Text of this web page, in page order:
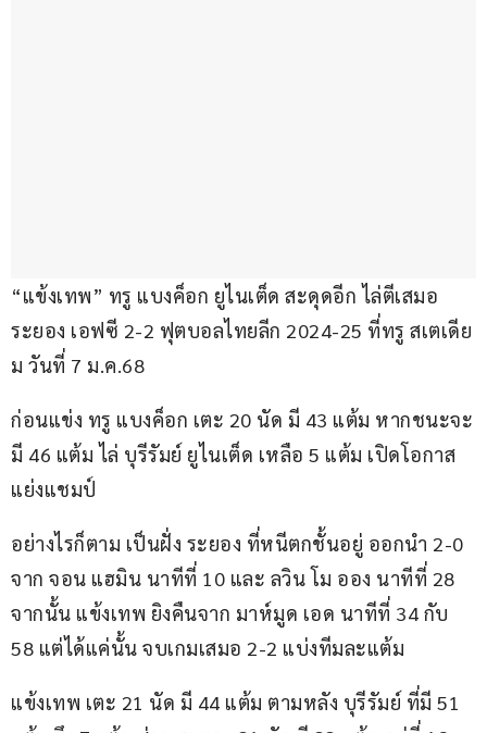
“แข้งเทพ” ทรู แบงค็อก ยูไนเต็ด สะดุดอีก ไล่ตีเสมอ
ระยอง เอฟซี 2-2 ฟุตบอลไทยลีก 2024-25 ที่ทรู สเตเดีย
ม วันที่ 7 ม.ค.68
ก่อนแข่ง ทรู แบงค็อก เตะ 20 นัด มี 43 แต้ม หากชนะจะ
มี 46 แต้ม ไล่ บุรีรัมย์ ยูไนเต็ด เหลือ 5 แต้ม เปิดโอกาส
แย่งแชมป์
อย่างไรก็ตาม เป็นฝั่ง ระยอง ที่หนีตกชั้นอยู่ ออกนำ 2-0
จาก จอน แฮมิน นาทีที่ 10 และ ลวิน โม ออง นาทีที่ 28
จากนั้น แข้งเทพ ยิงคืนจาก มาห์มูด เอด นาทีที่ 34 กับ
58 แต่ได้แค่นั้น จบเกมเสมอ 2-2 แบ่งทีมละแต้ม
แข้งเทพ เตะ 21 นัด มี 44 แต้ม ตามหลัง บุรีรัมย์ ที่มี 51